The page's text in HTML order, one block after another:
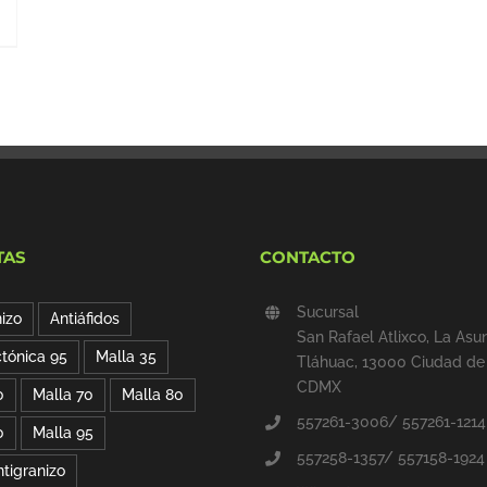
Antiáfidos
95 Malla 35
Malla 70 Malla 80
Malla 95
CONTACTO
Sucursal
San Rafael Atlixco, La
Tláhuac, 13000 Ciudad de
CDMX
557261-3006/ 557261-1214
557258-1357/ 557158-1924